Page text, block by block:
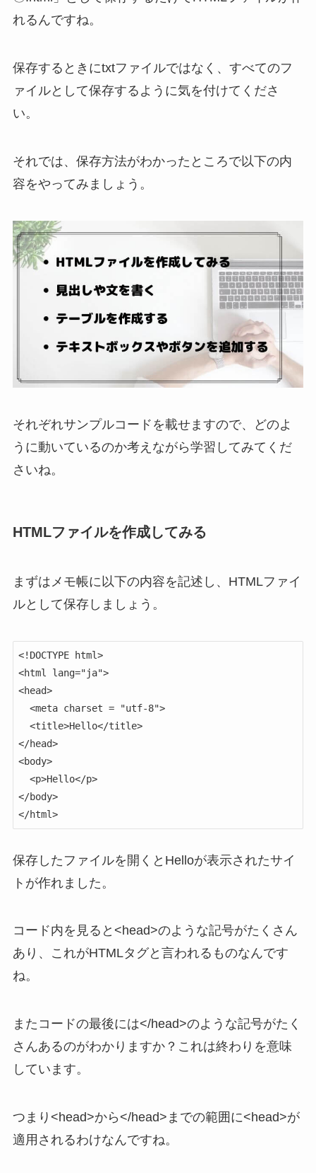
れるんですね。
保存するときにtxtファイルではなく、すべてのフ
ァイルとして保存するように気を付けてくださ
い。
それでは、保存方法がわかったところで以下の内
容をやってみましょう。
それぞれサンプルコードを載せますので、どのよ
うに動いているのか考えながら学習してみてくだ
さいね。
HTMLファイルを作成してみる
まずはメモ帳に以下の内容を記述し、HTMLファイ
ルとして保存しましょう。
<!DOCTYPE html>
<html lang="ja">
<head>
</head>
<body>
</body>
</html>
保存したファイルを開くとHelloが表示されたサイ
トが作れました。
コード内を見ると<head>のような記号がたくさん
あり、これがHTMLタグと言われるものなんです
ね。
またコードの最後には</head>のような記号がたく
さんあるのがわかりますか？これは終わりを意味
しています。
つまり<head>から</head>までの範囲に<head>が
適用されるわけなんですね。